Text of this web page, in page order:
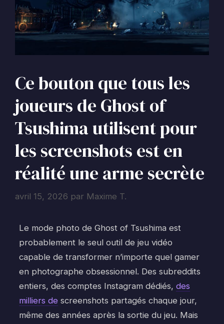
Ce bouton que tous les
joueurs de Ghost of
Tsushima utilisent pour
les screenshots est en
réalité une arme secrète
avril 15, 2026 par Maxime T.
Le mode photo de Ghost of Tsushima est
probablement le seul outil de jeu vidéo
capable de transformer n’importe quel gamer
en photographe obsessionnel. Des subreddits
entiers, des comptes Instagram dédiés, des
milliers de screenshots partagés chaque jour,
même des années après la sortie du jeu. Mais